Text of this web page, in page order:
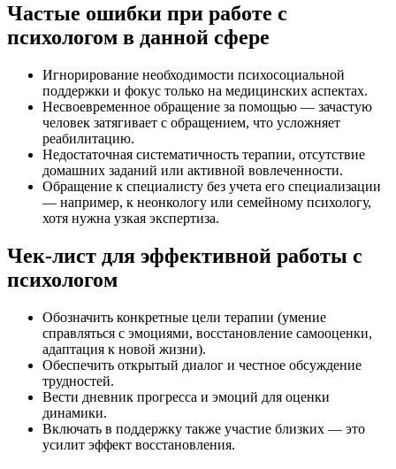
Частые ошибки при работе с
психологом в данной сфере
Игнорирование необходимости психосоциальной
поддержки и фокус только на медицинских аспектах.
Несвоевременное обращение за помощью — зачастую
человек затягивает с обращением, что усложняет
реабилитацию.
Недостаточная систематичность терапии, отсутствие
домашних заданий или активной вовлеченности.
Обращение к специалисту без учета его специализации
— например, к неонкологу или семейному психологу,
хотя нужна узкая экспертиза.
Чек-лист для эффективной работы с
психологом
Обозначить конкретные цели терапии (умение
справляться с эмоциями, восстановление самооценки,
адаптация к новой жизни).
Обеспечить открытый диалог и честное обсуждение
трудностей.
Вести дневник прогресса и эмоций для оценки
динамики.
Включать в поддержку также участие близких — это
усилит эффект восстановления.